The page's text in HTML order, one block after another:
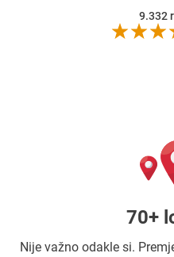
9.332
70+
Nije važno odakle si.